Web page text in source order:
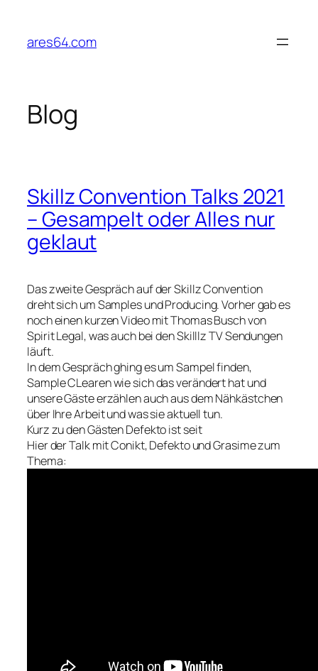
springen
ares64.com
Blog
Skillz Convention Talks 2021
– Gesampelt oder Alles nur
geklaut
Das zweite Gespräch auf der Skillz Convention
dreht sich um Samples und Producing. Vorher gab es
noch einen kurzen Video mit Thomas Busch von
Spirit Legal, was auch bei den Skilllz TV Sendungen
läuft.
In dem Gespräch ghing es um Sampel finden,
Sample CLearen wie sich das verändert hat und
unsere Gäste erzählen auch aus dem Nähkästchen
über Ihre Arbeit und was sie aktuell tun.
Kurz zu den Gästen Defekto ist seit
Hier der Talk mit Conikt, Defekto und Grasime zum
Thema: